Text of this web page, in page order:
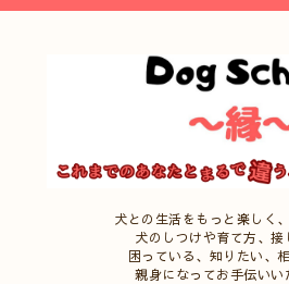
犬との生活をもっと楽しく
犬のしつけや育て方、接
困っている、知りたい、
親身になってお手伝いい